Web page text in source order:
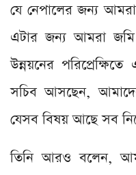
যে নেপালের জন্য
এটার জন্য আমরা জমি
উন্নয়নের পরিপ্রেক্ষিতে
সচিব আসছেন, আমাদের
যেসব বিষয় আছে সব
তিনি আরও বলেন,